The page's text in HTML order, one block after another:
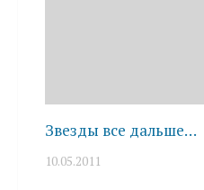
Звезды все дальше…
10.05.2011